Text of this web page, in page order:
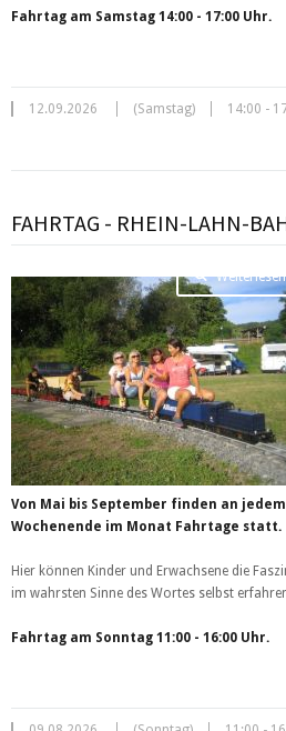
Fahrtag am Samstag 14:00 - 17:00 Uhr.
12.09.2026 (Samstag) 14:00 -
FAHRTAG - RHEIN-LAHN-
Weiterlesen
Von Mai bis September finden an
Wochenende im Monat Fahrtage statt.
Hier können Kinder und Erwachsene die
im wahrsten Sinne des Wortes selbst
Fahrtag am Sonntag 11:00 - 16:00 Uhr.